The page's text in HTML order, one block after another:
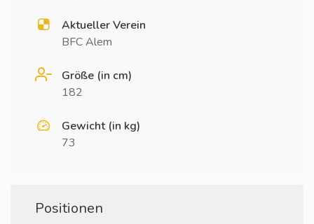
Aktueller Verein
BFC Alem
Größe (in cm)
182
Gewicht (in kg)
73
Positionen